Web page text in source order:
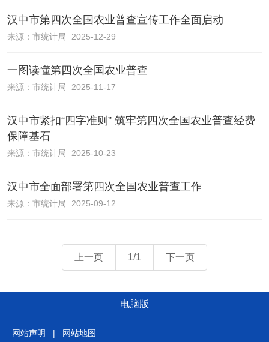
汉中市第四次全国农业普查宣传工作全面启动
来源： 市统计局 2025-12-29
一图读懂第四次全国农业普查
来源： 市统计局 2025-11-17
汉中市紧扣“四字准则” 筑牢第四次全国农业普查经费
保障基石
来源： 市统计局 2025-10-23
汉中市全面部署第四次全国农业普查工作
来源： 市统计局 2025-09-12
上一页 1/1 下一页
电脑版
网站声明 | 网站地图